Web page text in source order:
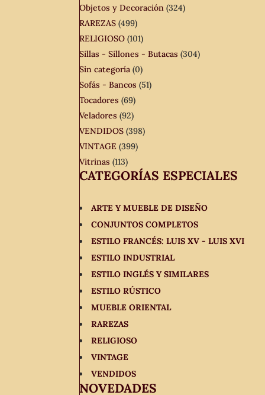
Objetos y Decoración (324)
RAREZAS (499)
RELIGIOSO (101)
Sillas - Sillones - Butacas (304)
Sin categoría (0)
Sofás - Bancos (51)
Tocadores (69)
Veladores (92)
VENDIDOS (398)
VINTAGE (399)
Vitrinas (113)
CATEGORÍAS ESPECIALES
ARTE Y MUEBLE DE DISEÑO
CONJUNTOS COMPLETOS
ESTILO FRANCÉS: LUIS XV - LUIS XVI
ESTILO INDUSTRIAL
ESTILO INGLÉS Y SIMILARES
ESTILO RÚSTICO
MUEBLE ORIENTAL
RAREZAS
RELIGIOSO
VINTAGE
VENDIDOS
NOVEDADES